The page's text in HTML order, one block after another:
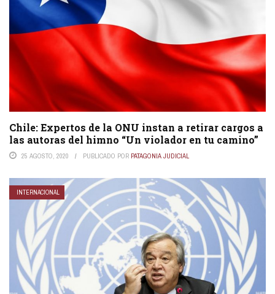
Chile: Expertos de la ONU instan a retirar cargos a
las autoras del himno “Un violador en tu camino”
25 AGOSTO, 2020 PUBLICADO POR PATAGONIA JUDICIAL
INTERNACIONAL